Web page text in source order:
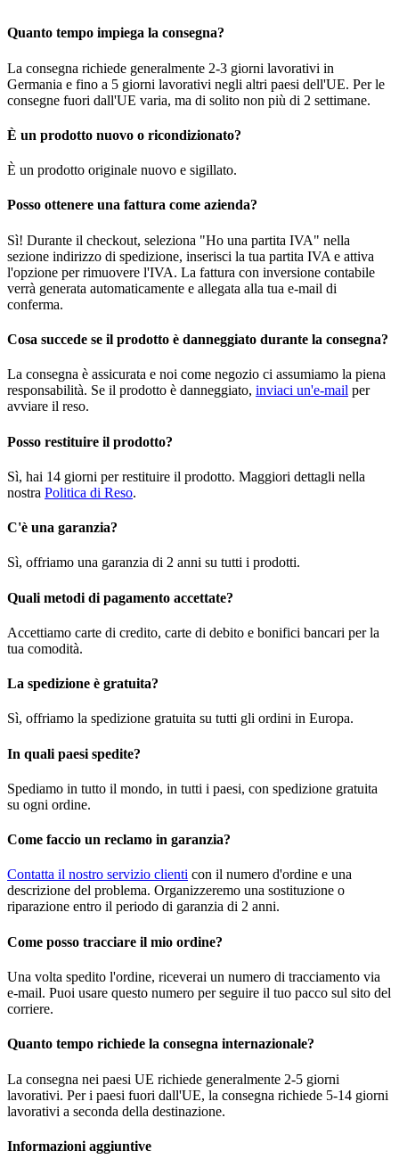
Quanto tempo impiega la consegna?
La consegna richiede generalmente 2-3 giorni lavorativi in
Germania e fino a 5 giorni lavorativi negli altri paesi dell'UE. Per le
consegne fuori dall'UE varia, ma di solito non più di 2 settimane.
È un prodotto nuovo o ricondizionato?
È un prodotto originale nuovo e sigillato.
Posso ottenere una fattura come azienda?
Sì! Durante il checkout, seleziona "Ho una partita IVA" nella
sezione indirizzo di spedizione, inserisci la tua partita IVA e attiva
l'opzione per rimuovere l'IVA. La fattura con inversione contabile
verrà generata automaticamente e allegata alla tua e-mail di
conferma.
Cosa succede se il prodotto è danneggiato durante la consegna?
La consegna è assicurata e noi come negozio ci assumiamo la piena
responsabilità. Se il prodotto è danneggiato, inviaci un'e-mail per
avviare il reso.
Posso restituire il prodotto?
Sì, hai 14 giorni per restituire il prodotto. Maggiori dettagli nella
nostra Politica di Reso.
C'è una garanzia?
Sì, offriamo una garanzia di 2 anni su tutti i prodotti.
Quali metodi di pagamento accettate?
Accettiamo carte di credito, carte di debito e bonifici bancari per la
tua comodità.
La spedizione è gratuita?
Sì, offriamo la spedizione gratuita su tutti gli ordini in Europa.
In quali paesi spedite?
Spediamo in tutto il mondo, in tutti i paesi, con spedizione gratuita
su ogni ordine.
Come faccio un reclamo in garanzia?
Contatta il nostro servizio clienti con il numero d'ordine e una
descrizione del problema. Organizzeremo una sostituzione o
riparazione entro il periodo di garanzia di 2 anni.
Come posso tracciare il mio ordine?
Una volta spedito l'ordine, riceverai un numero di tracciamento via
e-mail. Puoi usare questo numero per seguire il tuo pacco sul sito del
corriere.
Quanto tempo richiede la consegna internazionale?
La consegna nei paesi UE richiede generalmente 2-5 giorni
lavorativi. Per i paesi fuori dall'UE, la consegna richiede 5-14 giorni
lavorativi a seconda della destinazione.
Informazioni aggiuntive